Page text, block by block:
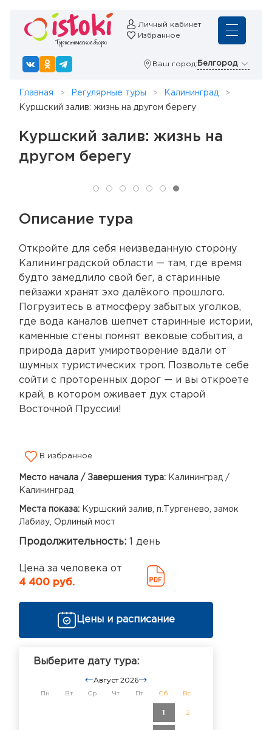
Личный кабинет
Избранное
Ваш город: Белгород
Главная Регулярные туры
Калининград
Куршский залив: жизнь на другом берегу
Куршский залив: жизнь на
другом берегу
Описание тура
Откройте для себя неизведанную сторону
Калининградской области — там, где время
будто замедлило свой бег, а старинные
пейзажи хранят эхо далёкого прошлого.
Погрузитесь в атмосферу забытых уголков,
где вода каналов шепчет старинные истории,
каменные стены помнят вековые события, а
природа дарит умиротворение вдали от
шумных туристических троп. Позвольте себе
сойти с проторенных дорог — и вы откроете
край, в котором оживает дух старой
Восточной Пруссии!
В избранное
Место начала / Завершения тура: Калининград /
Калининград
Места показа: Куршский залив, п.Тургенево, замок
Лабиау, Орлиный мост
Продолжительность: 1 день
Цена за человека от
4 400 руб.
Цены и расписание
Выберите дату тура:
Август 2026
Пн Вт Ср Чт Пт Сб Вс
1 2